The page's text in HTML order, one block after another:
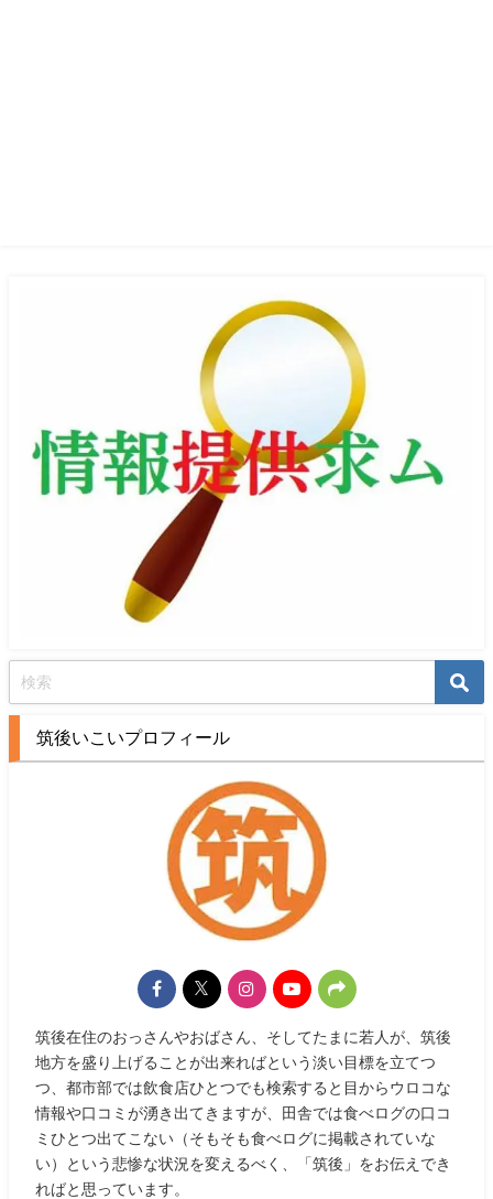
筑後いこいプロフィール
筑後在住のおっさんやおばさん、そしてたまに若人が、筑後
地方を盛り上げることが出来ればという淡い目標を立てつ
つ、都市部では飲食店ひとつでも検索すると目からウロコな
情報や口コミが湧き出てきますが、田舎では食べログの口コ
ミひとつ出てこない（そもそも食べログに掲載されていな
い）という悲惨な状況を変えるべく、「筑後」をお伝えでき
ればと思っています。